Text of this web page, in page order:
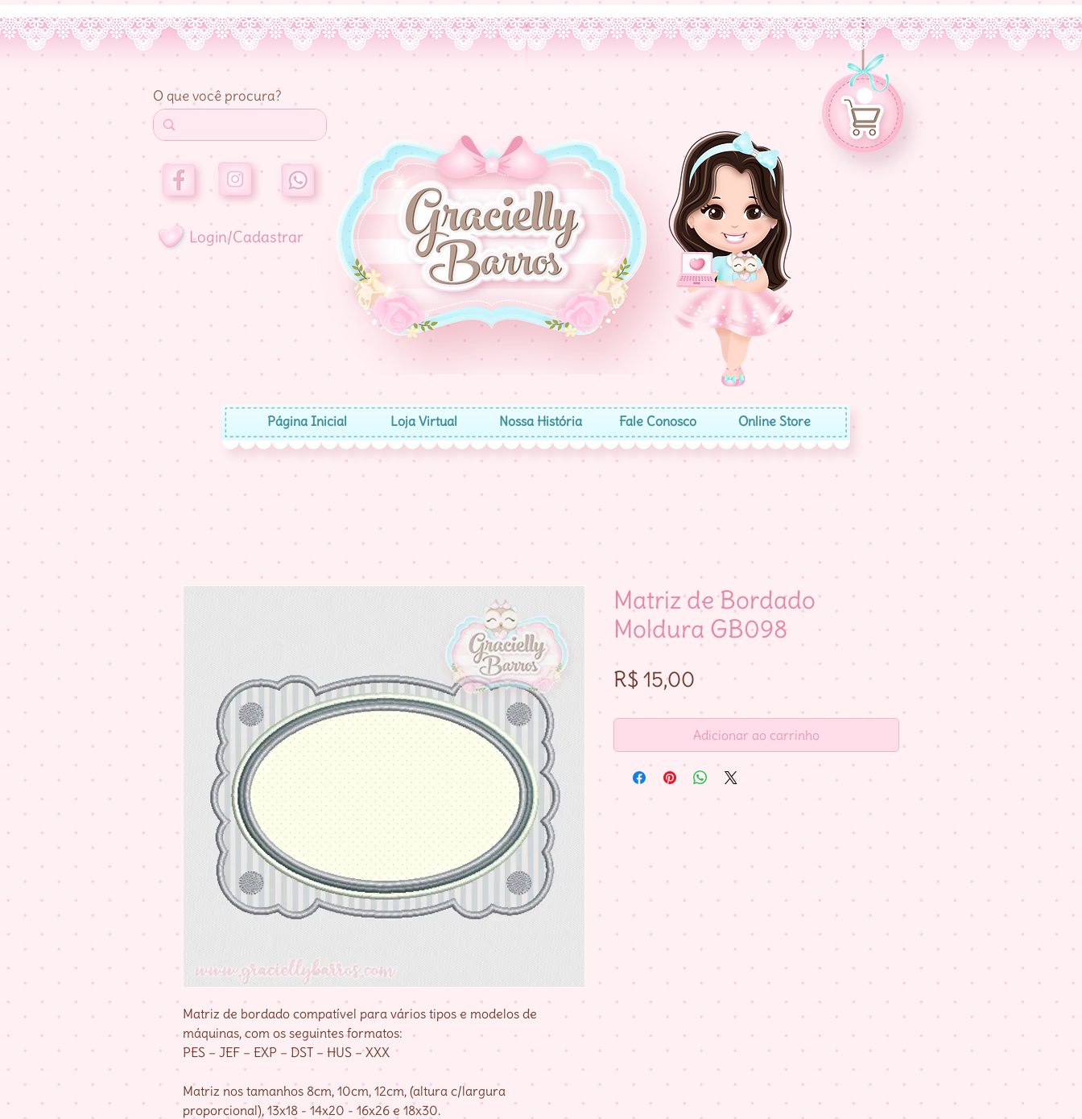
O que você procura?
Login/Cadastrar
Página Inicial Loja Virtual Nossa História Fale Conosco Online Store
Matriz de bordado compatível para vários tipos e modelos de
máquinas, com os seguintes formatos:
PES – JEF – EXP – DST – HUS – XXX
Matriz nos tamanhos 8cm, 10cm, 12cm, (altura c/largura
proporcional), 13x18 - 14x20 - 16x26 e 18x30.
Matriz de Bordado
Moldura GB098
R$ 15,00 Preço
Adicionar ao carrinho